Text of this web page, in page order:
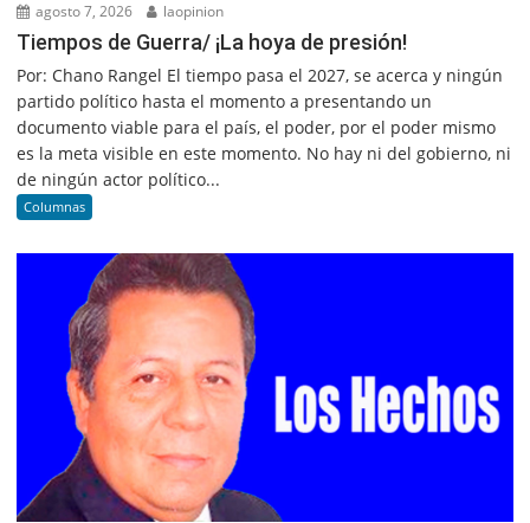
agosto 7, 2026 laopinion
Tiempos de Guerra/ ¡La hoya de presión!
Por: Chano Rangel El tiempo pasa el 2027, se acerca y ningún
partido político hasta el momento a presentando un
documento viable para el país, el poder, por el poder mismo
es la meta visible en este momento. No hay ni del gobierno, ni
de ningún actor político...
Columnas